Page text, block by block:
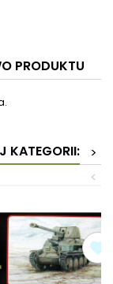
PRODUKTU
KATEGORII:
>
<